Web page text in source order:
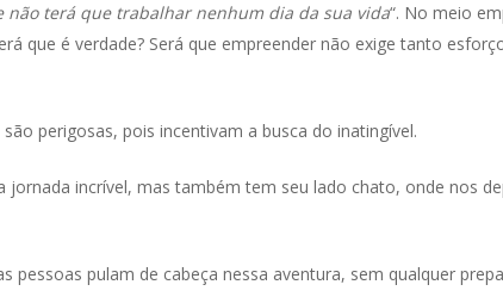
ESC to close
não terá que trabalhar nenhum dia da sua vida“. No meio
que é verdade? Será que empreender não exige tanto
perigosas, pois incentivam a busca do inatingível.
jornada incrível, mas também tem seu lado chato, onde nos
pessoas pulam de cabeça nessa aventura, sem qualquer